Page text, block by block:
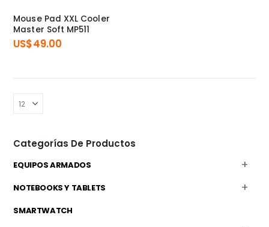
Mouse Pad XXL Cooler
Master Soft MP511
US$49.00
Categorías De Productos
EQUIPOS ARMADOS
NOTEBOOKS Y TABLETS
SMARTWATCH